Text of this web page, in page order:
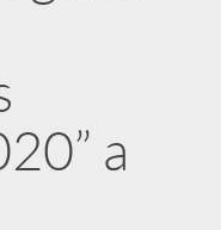
a